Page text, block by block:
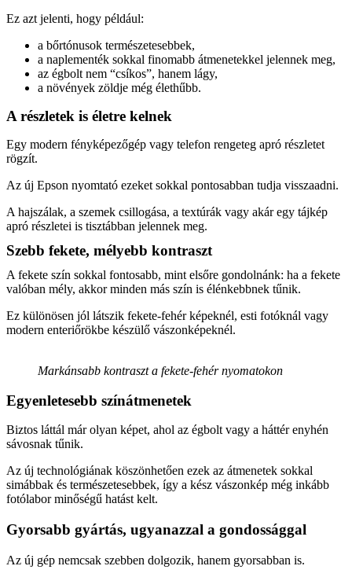
Ez azt jelenti, hogy például:
a bőrtónusok természetesebbek,
a naplementék sokkal finomabb átmenetekkel jelennek meg,
az égbolt nem “csíkos”, hanem lágy,
a növények zöldje még élethűbb.
A részletek is életre kelnek
Egy modern fényképezőgép vagy telefon rengeteg apró részletet
rögzít.
Az új Epson nyomtató ezeket sokkal pontosabban tudja visszaadni.
A hajszálak, a szemek csillogása, a textúrák vagy akár egy tájkép
apró részletei is tisztábban jelennek meg.
Szebb fekete, mélyebb kontraszt
A fekete szín sokkal fontosabb, mint elsőre gondolnánk: ha a fekete
valóban mély, akkor minden más szín is élénkebbnek tűnik.
Ez különösen jól látszik fekete-fehér képeknél, esti fotóknál vagy
modern enteriőrökbe készülő vászonképeknél.
Markánsabb kontraszt a fekete-fehér nyomatokon
Egyenletesebb színátmenetek
Biztos láttál már olyan képet, ahol az égbolt vagy a háttér enyhén
sávosnak tűnik.
Az új technológiának köszönhetően ezek az átmenetek sokkal
simábbak és természetesebbek, így a kész vászonkép még inkább
fotólabor minőségű hatást kelt.
Gyorsabb gyártás, ugyanazzal a gondossággal
Az új gép nemcsak szebben dolgozik, hanem gyorsabban is.